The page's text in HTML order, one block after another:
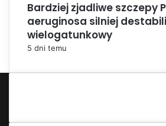
Bardziej zjadliwe szczepy
aeruginosa silniej
wielogatunkowy
5 dni temu